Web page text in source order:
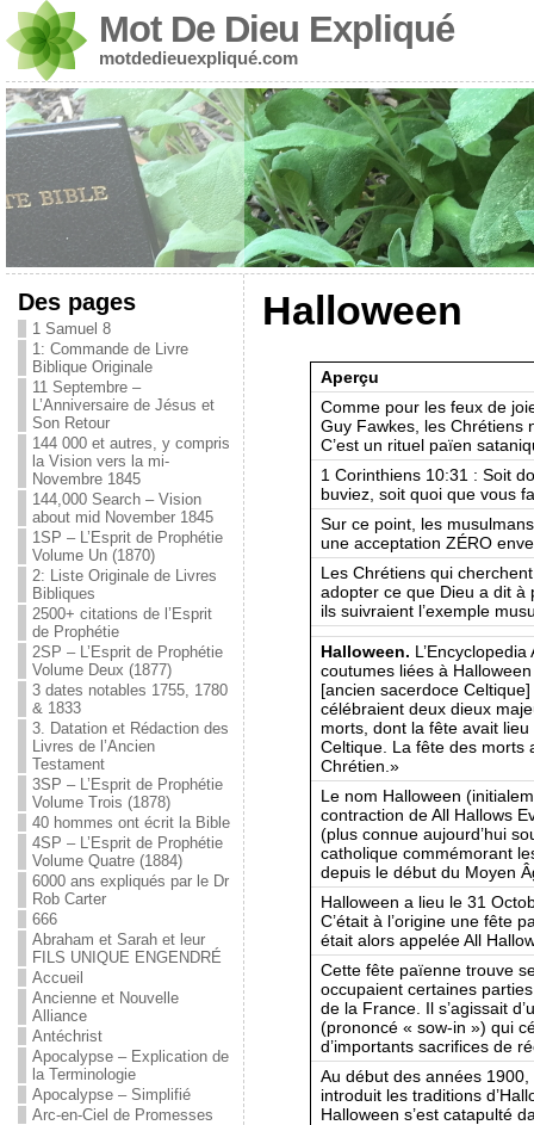
Mot De Dieu Expliqué
motdedieuexpliqué.com
Des pages
1 Samuel 8
1: Commande de Livre
Biblique Originale
11 Septembre –
L’Anniversaire de Jésus et
Son Retour
144 000 et autres, y compris
la Vision vers la mi-
Novembre 1845
144,000 Search – Vision
about mid November 1845
1SP – L’Esprit de Prophétie
Volume Un (1870)
2: Liste Originale de Livres
Bibliques
2500+ citations de l’Esprit
de Prophétie
2SP – L’Esprit de Prophétie
Volume Deux (1877)
3 dates notables 1755, 1780
& 1833
3. Datation et Rédaction des
Livres de l’Ancien
Testament
3SP – L’Esprit de Prophétie
Volume Trois (1878)
40 hommes ont écrit la Bible
4SP – L’Esprit de Prophétie
Volume Quatre (1884)
6000 ans expliqués par le Dr
Rob Carter
666
Abraham et Sarah et leur
FILS UNIQUE ENGENDRÉ
Accueil
Ancienne et Nouvelle
Alliance
Antéchrist
Apocalypse – Explication de
la Terminologie
Apocalypse – Simplifié
Arc-en-Ciel de Promesses
Halloween
Aperçu
Comme pour les feux de
Guy Fawkes, les Chrétiens
C’est un rituel païen
1 Corinthiens 10:31 : Soit
buviez, soit quoi que vous
Sur ce point, les
une acceptation ZÉRO
Les Chrétiens qui
adopter ce que Dieu a dit à
ils suivraient l’exemple
Halloween.
coutumes liées à
[ancien sacerdoce
célébraient deux dieux
morts, dont la fête avait
Celtique. La fête des morts
Chrétien.»
Le nom Halloween
contraction de All Hallows
(plus connue aujourd’hui
catholique commémorant
depuis le début du Moyen
Halloween a lieu le 31
C’était à l’origine une fête
était alors appelée All
Cette fête païenne trouve
occupaient certaines
de la France. Il s’agissait
(prononcé « sow-in ») qui
d’importants sacrifices de
Au début des années
introduit les traditions
Halloween s’est catapulté